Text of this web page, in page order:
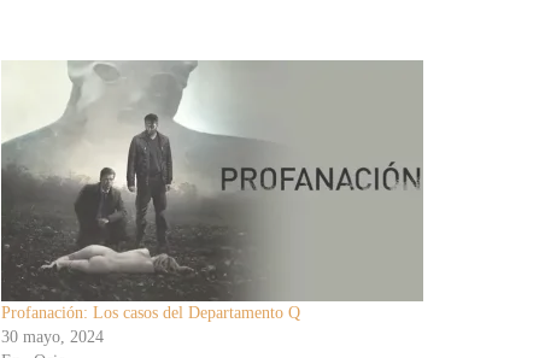
Profanación: Los casos del Departamento Q
30 mayo, 2024